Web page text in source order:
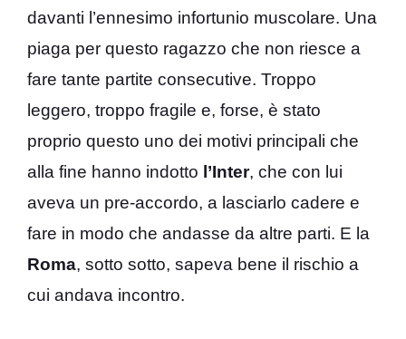
davanti l’ennesimo infortunio muscolare. Una
piaga per questo ragazzo che non riesce a
fare tante partite consecutive. Troppo
leggero, troppo fragile e, forse, è stato
proprio questo uno dei motivi principali che
alla fine hanno indotto l’Inter, che con lui
aveva un pre-accordo, a lasciarlo cadere e
fare in modo che andasse da altre parti. E la
Roma, sotto sotto, sapeva bene il rischio a
cui andava incontro.